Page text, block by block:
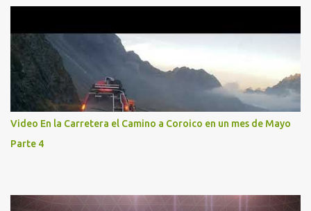
Video En la Carretera el Camino a Coroico en un mes de Mayo
Parte 4